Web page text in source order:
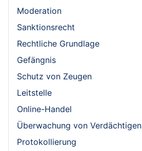
Moderation
Sanktionsrecht
Rechtliche Grundlage
Gefängnis
Schutz von Zeugen
Leitstelle
Online-Handel
Überwachung von Verdächtigen
Protokollierung